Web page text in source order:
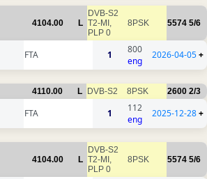
4104.00 L
DVB-S2
T2-MI,
PLP 0
8PSK 5574 5/6
FTA 1
800
eng
2026-04-05+
4110.00 L DVB-S2 8PSK 2600 2/3
FTA 1
112
eng
2025-12-28+
4104.00 L
DVB-S2
T2-MI,
PLP 0
8PSK 5574 5/6